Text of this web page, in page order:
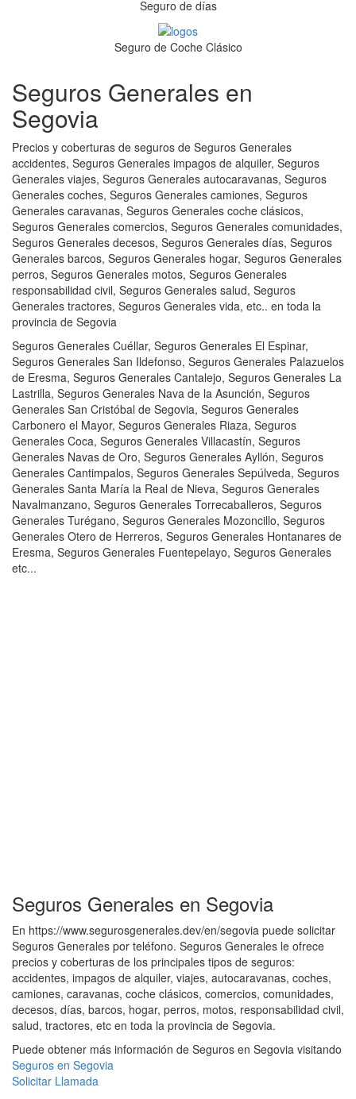
Seguro de días
Seguro de Coche Clásico
Seguros Generales en
Segovia
Precios y coberturas de seguros de Seguros Generales
accidentes, Seguros Generales impagos de alquiler, Seguros
Generales viajes, Seguros Generales autocaravanas, Seguros
Generales coches, Seguros Generales camiones, Seguros
Generales caravanas, Seguros Generales coche clásicos,
Seguros Generales comercios, Seguros Generales comunidades,
Seguros Generales decesos, Seguros Generales días, Seguros
Generales barcos, Seguros Generales hogar, Seguros Generales
perros, Seguros Generales motos, Seguros Generales
responsabilidad civil, Seguros Generales salud, Seguros
Generales tractores, Seguros Generales vida, etc.. en toda la
provincia de Segovia
Seguros Generales Cuéllar, Seguros Generales El Espinar,
Seguros Generales San Ildefonso, Seguros Generales Palazuelos
de Eresma, Seguros Generales Cantalejo, Seguros Generales La
Lastrilla, Seguros Generales Nava de la Asunción, Seguros
Generales San Cristóbal de Segovia, Seguros Generales
Carbonero el Mayor, Seguros Generales Riaza, Seguros
Generales Coca, Seguros Generales Villacastín, Seguros
Generales Navas de Oro, Seguros Generales Ayllón, Seguros
Generales Cantimpalos, Seguros Generales Sepúlveda, Seguros
Generales Santa María la Real de Nieva, Seguros Generales
Navalmanzano, Seguros Generales Torrecaballeros, Seguros
Generales Turégano, Seguros Generales Mozoncillo, Seguros
Generales Otero de Herreros, Seguros Generales Hontanares de
Eresma, Seguros Generales Fuentepelayo, Seguros Generales
etc...
Seguros Generales en Segovia
En https://www.segurosgenerales.dev/en/segovia puede solicitar
Seguros Generales por teléfono. Seguros Generales le ofrece
precios y coberturas de los principales tipos de seguros:
accidentes, impagos de alquiler, viajes, autocaravanas, coches,
camiones, caravanas, coche clásicos, comercios, comunidades,
decesos, días, barcos, hogar, perros, motos, responsabilidad civil,
salud, tractores, etc en toda la provincia de Segovia.
Puede obtener más información de Seguros en Segovia visitando
Seguros en Segovia
Solicitar Llamada